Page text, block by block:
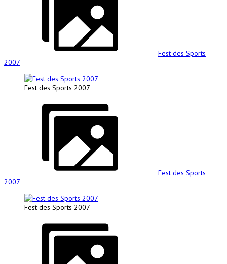
Fest des Sports
2007
Fest des Sports 2007
Fest des Sports
2007
Fest des Sports 2007